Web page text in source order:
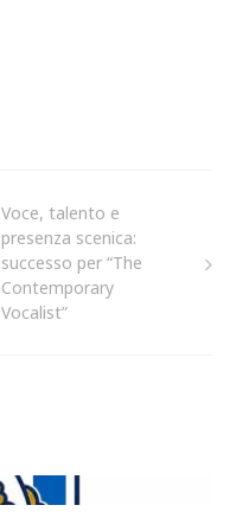
Voce, talento e
presenza scenica:
successo per “The
Contemporary
Vocalist”